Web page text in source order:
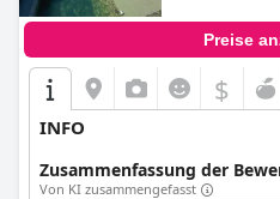
Preise
$
INFO
Zusammenfassung der
Von KI zusammengefasst